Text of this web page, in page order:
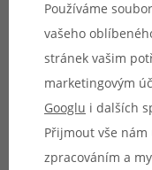
Typ spirálky: mesh
Obsah balení:
1x cartridge SMOK
Parametry
Používáme
vašeho
stránek vašim
marketingovým
Googlu i dalších
Přijmout vše
zpracováním a